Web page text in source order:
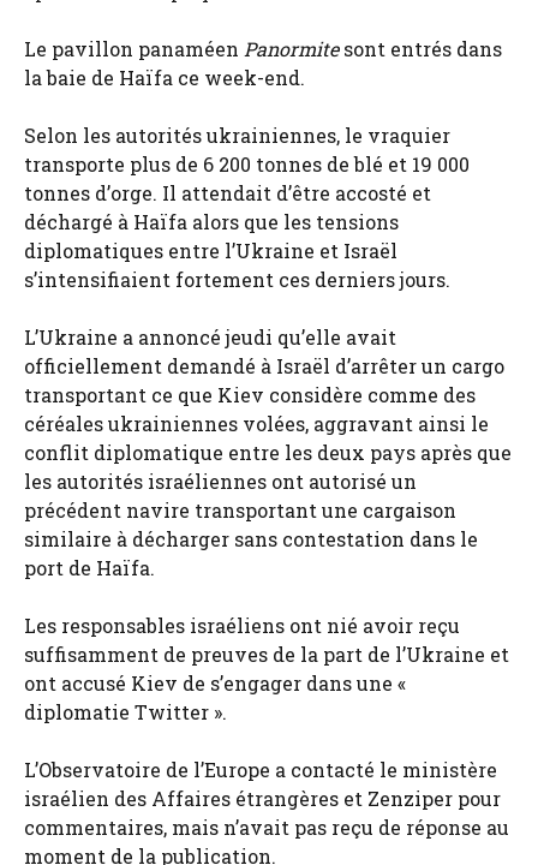
Le pavillon panaméen Panormitesont entrés dans
la baie de Haïfa ce week-end.
Selon les autorités ukrainiennes, le vraquier
transporte plus de 6 200 tonnes de blé et 19 000
tonnes d’orge. Il attendait d’être accosté et
déchargé à Haïfa alors que les tensions
diplomatiques entre l’Ukraine et Israël
s’intensifiaient fortement ces derniers jours.
L’Ukraine a annoncé jeudi qu’elle avait
officiellement demandé à Israël d’arrêter un cargo
transportant ce que Kiev considère comme des
céréales ukrainiennes volées, aggravant ainsi le
conflit diplomatique entre les deux pays après que
les autorités israéliennes ont autorisé un
précédent navire transportant une cargaison
similaire à décharger sans contestation dans le
port de Haïfa.
Les responsables israéliens ont nié avoir reçu
suffisamment de preuves de la part de l’Ukraine et
ont accusé Kiev de s’engager dans une «
diplomatie Twitter ».
L’Observatoire de l’Europe a contacté le ministère
israélien des Affaires étrangères et Zenziper pour
commentaires, mais n’avait pas reçu de réponse au
moment de la publication.